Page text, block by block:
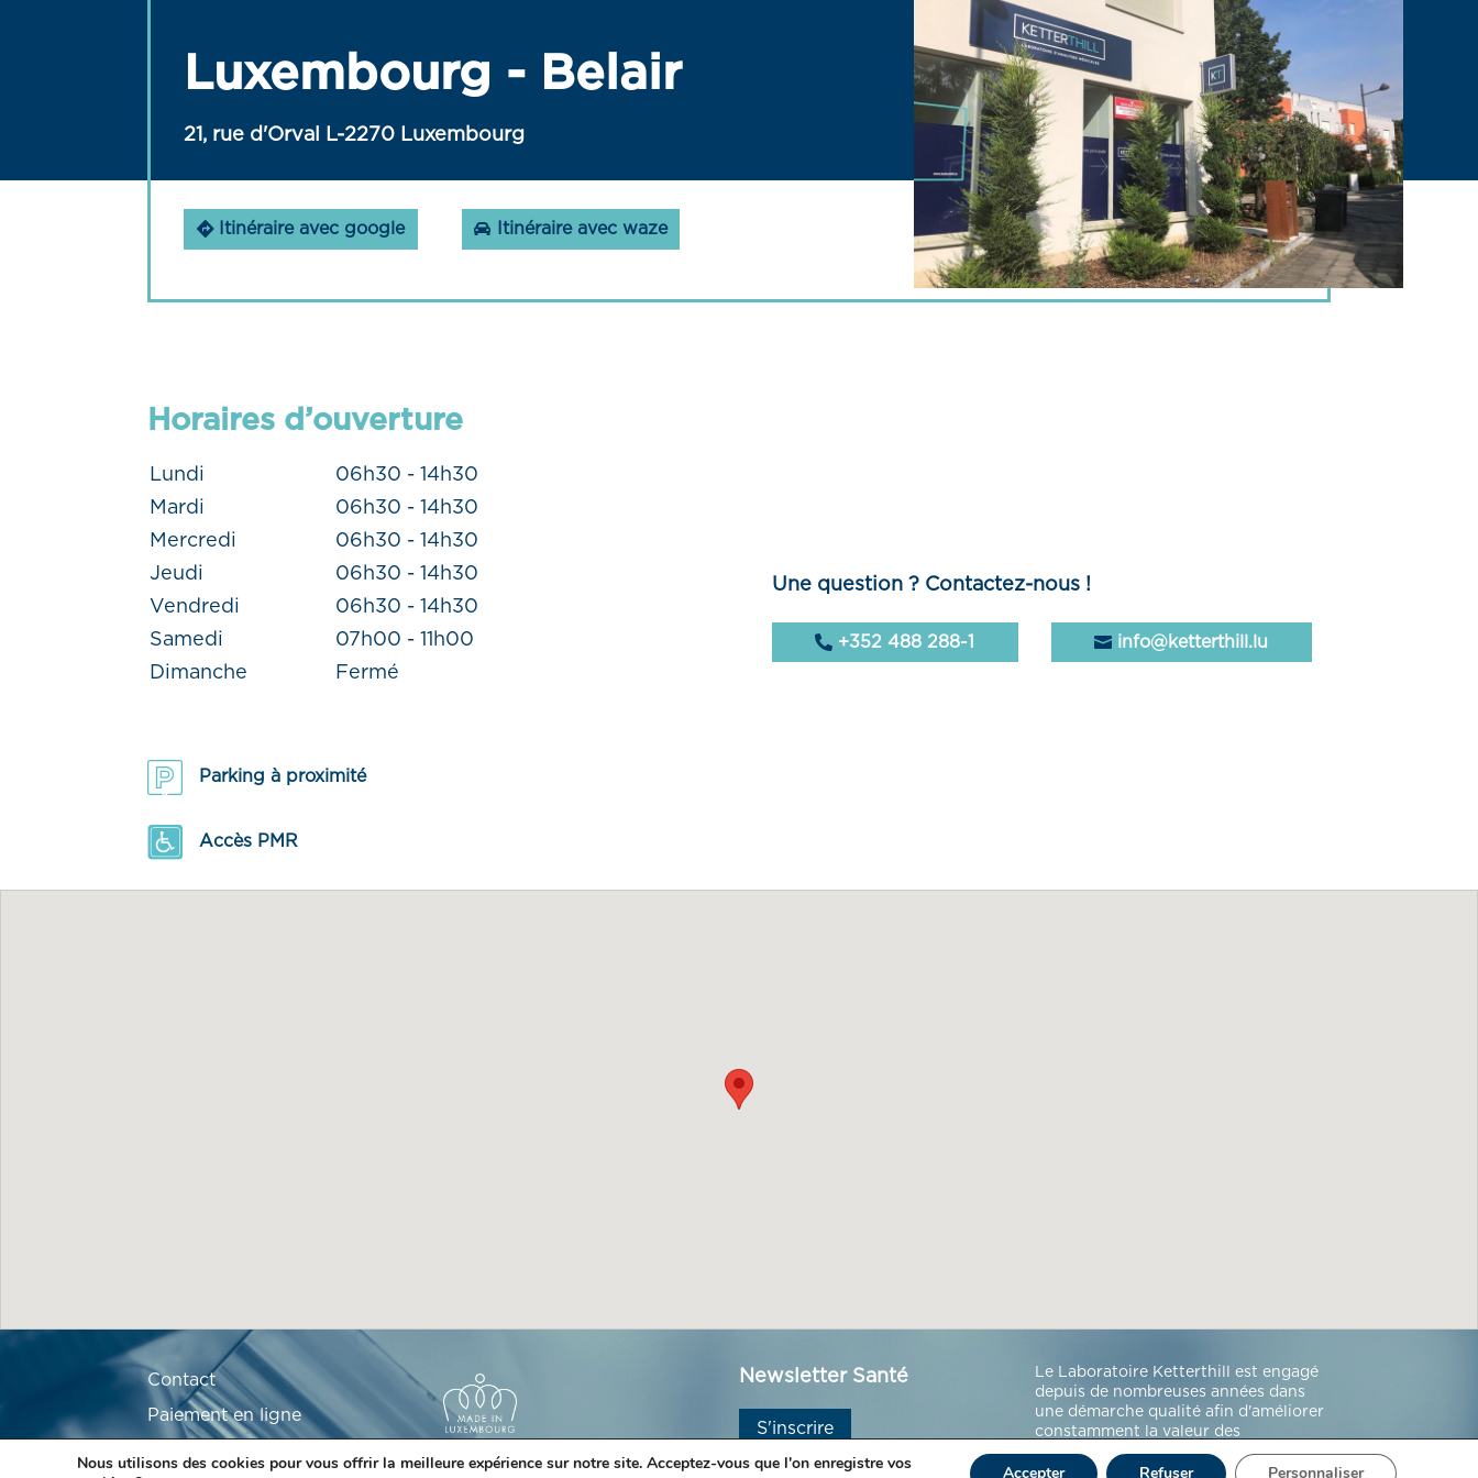
Luxembourg - Belair
21, rue d'Orval L-2270 Luxembourg
Itinéraire avec google Itinéraire avec waze
Horaires d’ouverture
Lundi
06h30 - 14h30
Mardi
06h30 - 14h30
Mercredi
06h30 - 14h30
Jeudi
06h30 - 14h30
Vendredi
06h30 - 14h30
Samedi
07h00 - 11h00
Dimanche
Fermé
Parking à proximité
Accès PMR
Une question ? Contactez-nous !
+352 488 288-1 info@ketterthill.lu
Contact
Paiement en ligne
Newsletter Santé
S'inscrire
Le Laboratoire Ketterthill est engagé
depuis de nombreuses années dans
une démarche qualité afin d'améliorer
constamment la valeur des
prestations et le rendu des résultats.
Nous utilisons des cookies pour vous offrir la meilleure expérience sur notre site. Acceptez-vous que l'on enregistre vos
Accepter Refuser Personnaliser